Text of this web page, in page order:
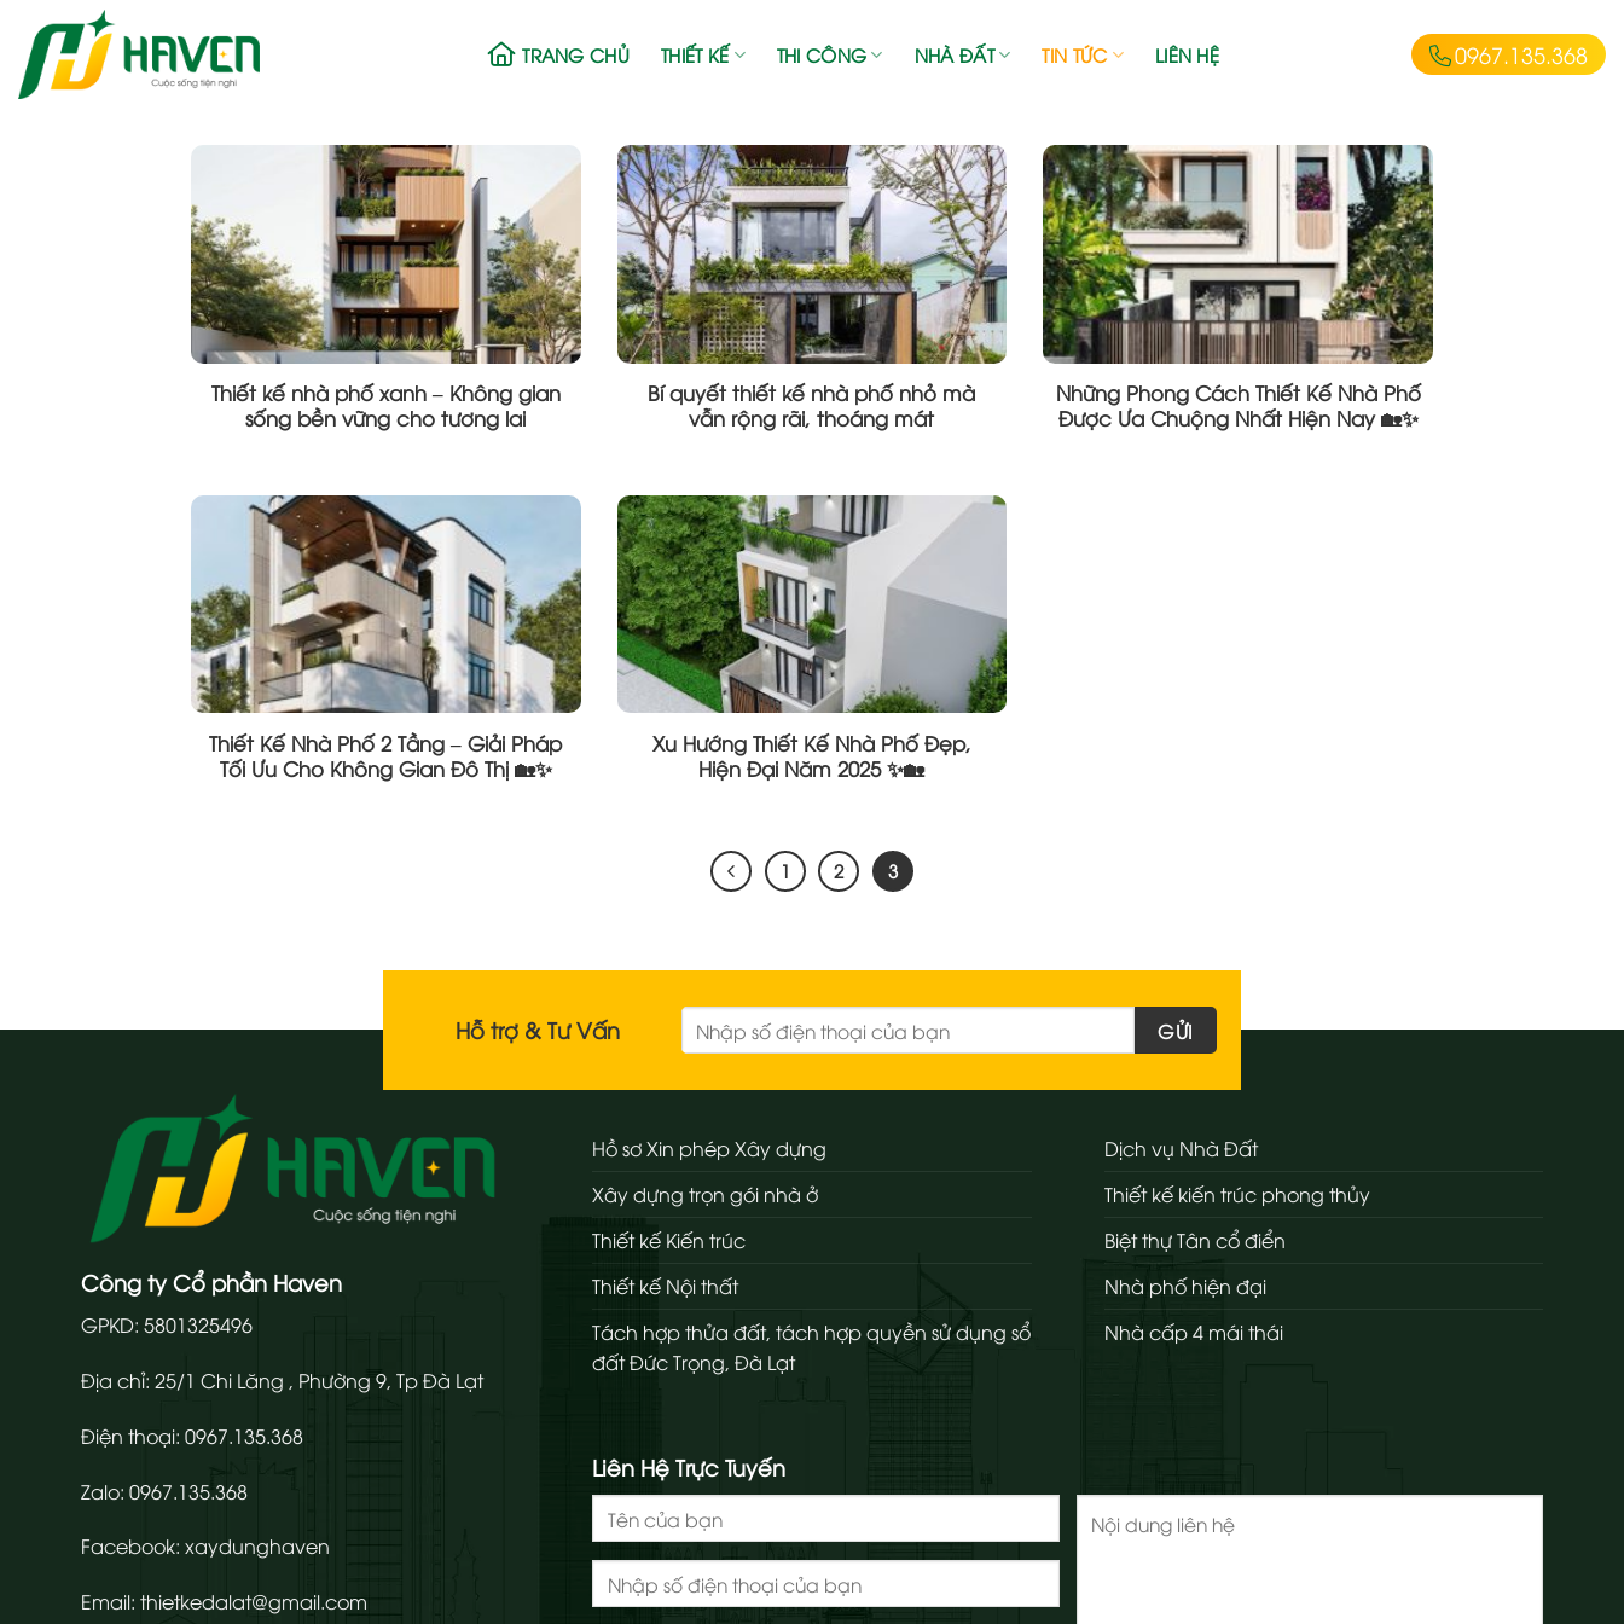
qua
nội
dung
TRANG CHỦ THIẾT KẾ THI CÔNG NHÀ ĐẤT TIN TỨC LIÊN HỆ 0967.135.368
Thiết kế nhà phố xanh – Không gian
sống bền vững cho tương lai
Bí quyết thiết kế nhà phố nhỏ mà
vẫn rộng rãi, thoáng mát
Những Phong Cách Thiết Kế Nhà Phố
Được Ưa Chuộng Nhất Hiện Nay 🏡✨
Thiết Kế Nhà Phố 2 Tầng – Giải Pháp
Tối Ưu Cho Không Gian Đô Thị 🏡✨
Xu Hướng Thiết Kế Nhà Phố Đẹp,
Hiện Đại Năm 2025 ✨🏡
1 2 3
Hỗ trợ & Tư Vấn
Công ty Cổ phần Haven
GPKD: 5801325496
Địa chỉ: 25/1 Chi Lăng , Phường 9, Tp Đà Lạt
Điện thoại: 0967.135.368
Zalo: 0967.135.368
Facebook: xaydunghaven
Email: thietkedalat@gmail.com
Hồ sơ Xin phép Xây dựng
Xây dựng trọn gói nhà ở
Thiết kế Kiến trúc
Thiết kế Nội thất
Tách hợp thửa đất, tách hợp quyền sử dụng sổ
đất Đức Trọng, Đà Lạt
Dịch vụ Nhà Đất
Thiết kế kiến trúc phong thủy
Biệt thự Tân cổ điển
Nhà phố hiện đại
Nhà cấp 4 mái thái
Liên Hệ Trực Tuyến